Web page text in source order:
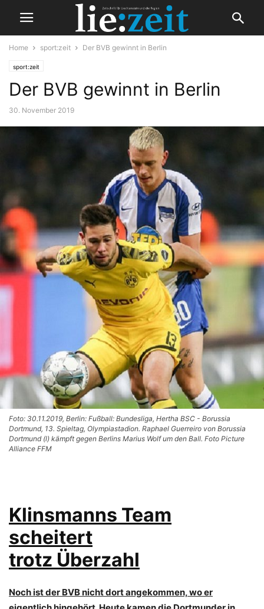
Home sport:zeit Der BVB gewinnt in Berlin
sport:zeit
Der BVB gewinnt in Berlin
30. November 2019
Foto: 30.11.2019, Berlin: Fußball: Bundesliga, Hertha BSC - Borussia
Dortmund, 13. Spieltag, Olympiastadion. Raphael Guerreiro von Borussia
Dortmund (l) kämpft gegen Berlins Marius Wolf um den Ball. Foto Picture
Alliance FFM
Klinsmanns Team
scheitert
trotz Überzahl
Noch ist der BVB nicht dort angekommen, wo er